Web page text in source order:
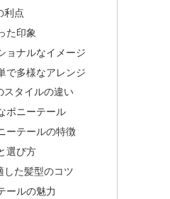
利点
た印象
ョナルなイメージ
で多様なアレンジ
スタイルの違い
ポニーテール
ーテールの特徴
選び方
した髪型のコツ
ールの魅力